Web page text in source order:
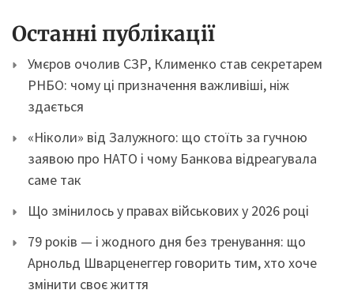
Останні публікації
Умєров очолив СЗР, Клименко став секретарем
РНБО: чому ці призначення важливіші, ніж
здається
«Ніколи» від Залужного: що стоїть за гучною
заявою про НАТО і чому Банкова відреагувала
саме так
Що змінилось у правах військових у 2026 році
79 років — і жодного дня без тренування: що
Арнольд Шварценеггер говорить тим, хто хоче
змінити своє життя